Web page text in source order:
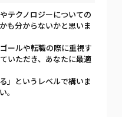
テクノロジーについての
も分からないかと思いま
ールや転職の際に重視す
いただき、あなたに最適
」というレベルで構いま
。